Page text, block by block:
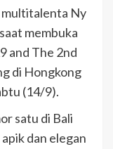
multitalenta Ny
membuka
and The 2nd
di Hongkong
(14/9).
satu di Bali
dan elegan